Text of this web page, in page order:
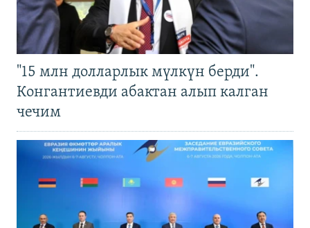
"15 млн долларлык мүлкүн берди".
Конгантиевди абактан алып калган
чечим